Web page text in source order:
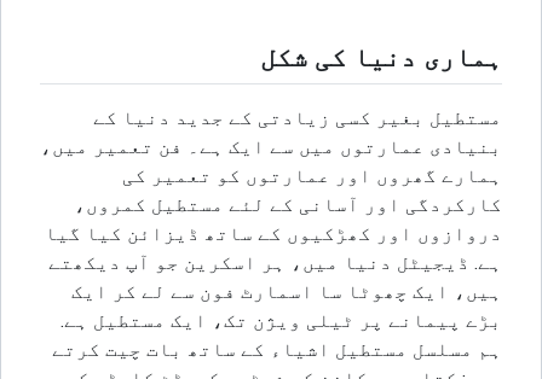
ہماری دنیا کی شکل
مستطیل بغیر کسی زیادتی کے جدید دنیا کے
بنیادی عمارتوں میں سے ایک ہے۔ فن تعمیر میں،
ہمارے گھروں اور عمارتوں کو تعمیر کی
کارکردگی اور آسانی کے لئے مستطیل کمروں،
دروازوں اور کھڑکیوں کے ساتھ ڈیزائن کیا گیا
ہے. ڈیجیٹل دنیا میں، ہر اسکرین جو آپ دیکھتے
ہیں، ایک چھوٹا سا اسمارٹ فون سے لے کر ایک
بڑے پیمانے پر ٹیلی ویژن تک، ایک مستطیل ہے.
ہم مسلسل مستطیل اشیاء کے ساتھ بات چیت کرتے